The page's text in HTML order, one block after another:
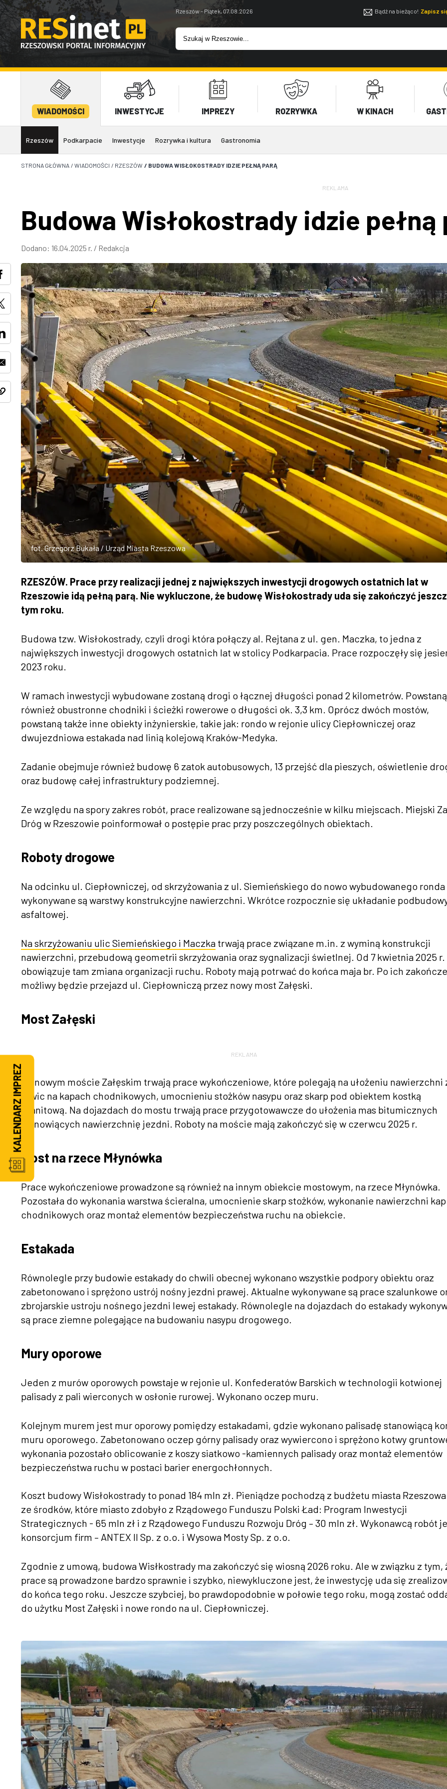
Rzeszów - Piątek, 07.08.2026 Bądź na bieżąco! Zapisz
WIADOMOŚCI INWESTYCJE IMPREZY ROZRYWKA W KINACH
Rzeszów Podkarpacie Inwestycje Rozrywka i kultura Gastronomia
STRONA GŁÓWNA / WIADOMOŚCI / RZESZÓW / BUDOWA WISŁOKOSTRADY IDZIE PEŁNĄ PARĄ
REKLAMA
Budowa Wisłokostrady idzie pełną
Dodano: 16.04.2025 r. / Redakcja
fot. Grzegorz Bukała / Urząd Miasta Rzeszowa
RZESZÓW. Prace przy realizacji jednej z największych inwestycji drogowych ostatnich lat w
Rzeszowie idą pełną parą. Nie wykluczone, że budowę Wisłokostrady uda się zakończyć
tym roku.
Budowa tzw. Wisłokostrady, czyli drogi która połączy al. Rejtana z ul. gen. Maczka, to jedna z
największych inwestycji drogowych ostatnich lat w stolicy Podkarpacia. Prace rozpoczęły się
2023 roku.
W ramach inwestycji wybudowane zostaną drogi o łącznej długości ponad 2 kilometrów. Powstaną
również obustronne chodniki i ścieżki rowerowe o długości ok. 3,3 km. Oprócz dwóch mostów,
powstaną także inne obiekty inżynierskie, takie jak: rondo w rejonie ulicy Ciepłowniczej oraz
dwujezdniowa estakada nad linią kolejową Kraków-Medyka.
Zadanie obejmuje również budowę 6 zatok autobusowych, 13 przejść dla pieszych, oświetlenie
oraz budowę całej infrastruktury podziemnej.
Ze względu na spory zakres robót, prace realizowane są jednocześnie w kilku miejscach. Miejski
Dróg w Rzeszowie poinformował o postępie prac przy poszczególnych obiektach.
Roboty drogowe
Na odcinku ul. Ciepłowniczej, od skrzyżowania z ul. Siemieńskiego do nowo wybudowanego ronda
wykonywane są warstwy konstrukcyjne nawierzchni. Wkrótce rozpocznie się układanie
asfaltowej.
Na skrzyżowaniu ulic Siemieńskiego i Maczka trwają prace związane m.in. z wyminą konstrukcji
nawierzchni, przebudową geometrii skrzyżowania oraz sygnalizacji świetlnej. Od 7 kwietnia 2025 r.
obowiązuje tam zmiana organizacji ruchu. Roboty mają potrwać do końca maja br. Po ich
możliwy będzie przejazd ul. Ciepłowniczą przez nowy most Załęski.
Most Załęski
REKLAMA
Na nowym moście Załęskim trwają prace wykończeniowe, które polegają na ułożeniu nawierzchni
żywic na kapach chodnikowych, umocnieniu stożków nasypu oraz skarp pod obiektem kostką
granitową. Na dojazdach do mostu trwają prace przygotowawcze do ułożenia mas bitumicznych
stanowiących nawierzchnię jezdni. Roboty na moście mają zakończyć się w czerwcu 2025 r.
Most na rzece Młynówka
Prace wykończeniowe prowadzone są również na innym obiekcie mostowym, na rzece Młynówka.
Pozostała do wykonania warstwa ścieralna, umocnienie skarp stożków, wykonanie nawierzchni kap
chodnikowych oraz montaż elementów bezpieczeństwa ruchu na obiekcie.
Estakada
Równolegle przy budowie estakady do chwili obecnej wykonano wszystkie podpory obiektu oraz
zabetonowano i sprężono ustrój nośny jezdni prawej. Aktualne wykonywane są prace szalunkowe
zbrojarskie ustroju nośnego jezdni lewej estakady. Równolegle na dojazdach do estakady
są prace ziemne polegające na budowaniu nasypu drogowego.
Mury oporowe
Jeden z murów oporowych powstaje w rejonie ul. Konfederatów Barskich w technologii kotwionej
palisady z pali wierconych w osłonie rurowej. Wykonano oczep muru.
Kolejnym murem jest mur oporowy pomiędzy estakadami, gdzie wykonano palisadę stanowiącą
muru oporowego. Zabetonowano oczep górny palisady oraz wywiercono i sprężono kotwy
wykonania pozostało oblicowanie z koszy siatkowo -kamiennych palisady oraz montaż elementów
bezpieczeństwa ruchu w postaci barier energochłonnych.
Koszt budowy Wisłokostrady to ponad 184 mln zł. Pieniądze pochodzą z budżetu miasta
ze środków, które miasto zdobyło z Rządowego Funduszu Polski Ład: Program Inwestycji
Strategicznych - 65 mln zł i z Rządowego Funduszu Rozwoju Dróg – 30 mln zł. Wykonawcą robót
konsorcjum firm – ANTEX II Sp. z o.o. i Wysowa Mosty Sp. z o.o.
Zgodnie z umową, budowa Wisłkostrady ma zakończyć się wiosną 2026 roku. Ale w związku z tym,
prace są prowadzone bardzo sprawnie i szybko, niewykluczone jest, że inwestycję uda się
do końca tego roku. Jeszcze szybciej, bo prawdopodobnie w połowie tego roku, mogą zostać
do użytku Most Załęski i nowe rondo na ul. Ciepłowniczej.
KALENDARZ IMPREZ